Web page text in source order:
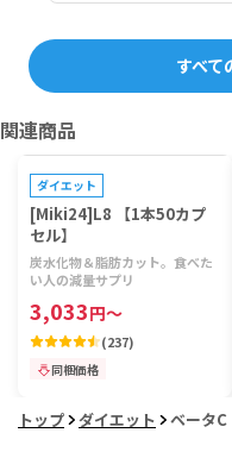
すべて
関連商品
プレゼントキャンペーン対象
ダイエット
[Miki24]L8 【1本50カプ
セル】
炭水化物＆脂肪カット。食べた
い人の減量サプリ
3,033円～
(237)
同梱価格
トップ ダイエット ベータC